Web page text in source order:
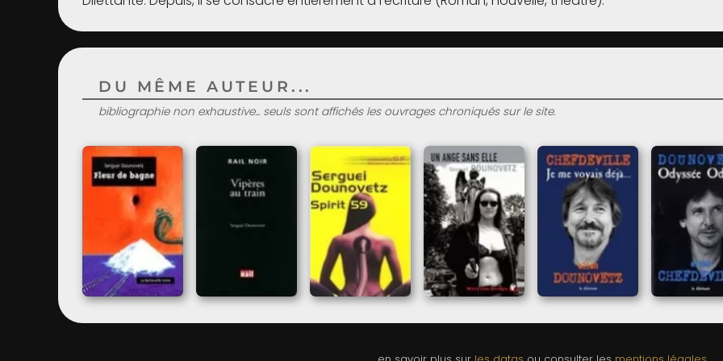
DU MÊME AUTEUR...
bibliographie non exhaustive... seuls sont affichés les ouvrages chroniqués sur le site.